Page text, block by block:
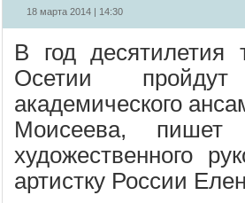
18 марта 2014 | 14:30
В год десятилетия
Осетии пройдут
академического
Моисеева,
художественного
артистку России